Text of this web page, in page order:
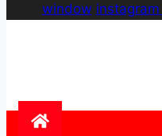
window instagram